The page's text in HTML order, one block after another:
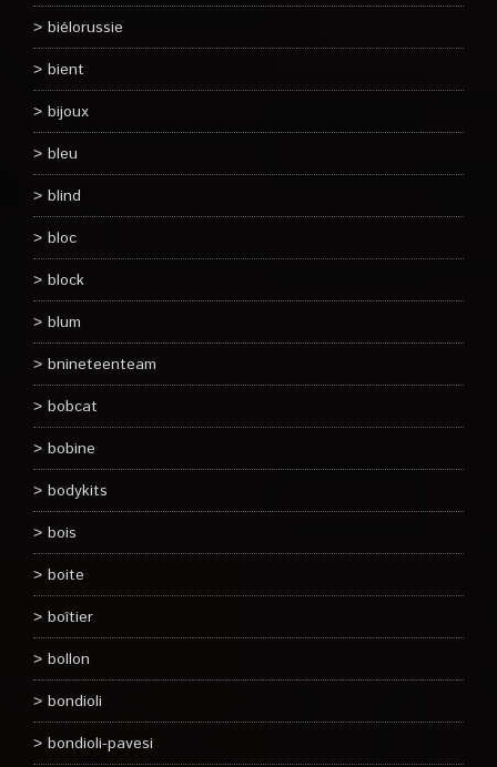
biélorussie
bient
bijoux
bleu
blind
bloc
block
blum
bnineteenteam
bobcat
bobine
bodykits
bois
boite
boîtier
bollon
bondioli
bondioli-pavesi